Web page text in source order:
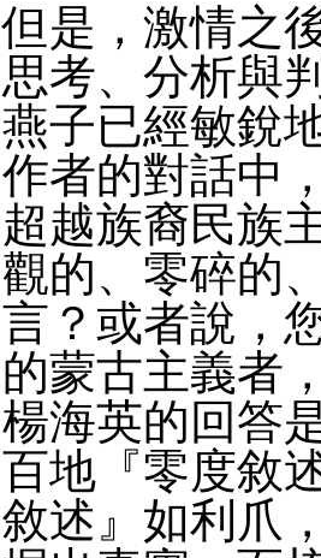
但是，激情之
思考、分析與
燕子已經敏銳
作者的對話中
超越族裔民族
觀的、零碎的
言？或者說，
的蒙古主義者
楊海英的回答
百地『零度敘
敘述』如利爪